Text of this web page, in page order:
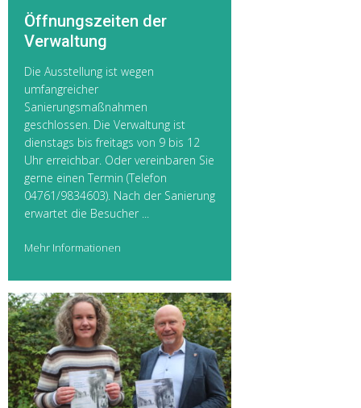
Öffnungszeiten der
Verwaltung
Die Ausstellung ist wegen
umfangreicher
Sanierungsmaßnahmen
geschlossen. Die Verwaltung ist
dienstags bis freitags von 9 bis 12
Uhr erreichbar. Oder vereinbaren Sie
gerne einen Termin (Telefon
04761/9834603). Nach der Sanierung
erwartet die Besucher ...
Mehr Informationen